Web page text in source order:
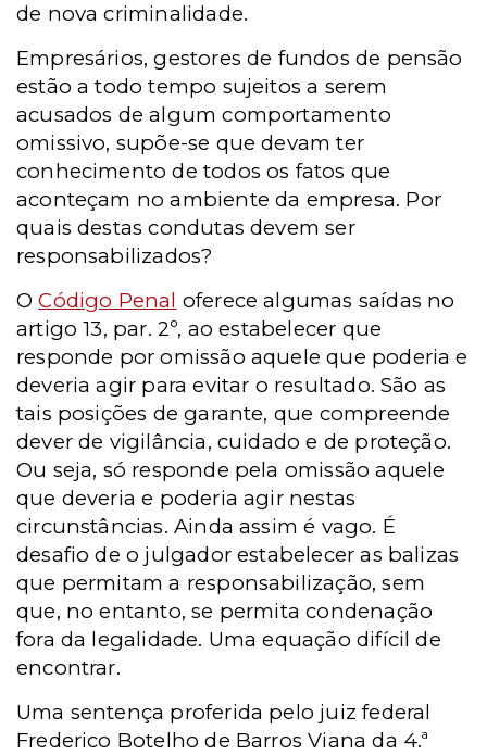
de nova criminalidade.
Empresários, gestores de fundos de pensão
estão a todo tempo sujeitos a serem
acusados de algum comportamento
omissivo, supõe-se que devam ter
conhecimento de todos os fatos que
aconteçam no ambiente da empresa. Por
quais destas condutas devem ser
responsabilizados?
OCódigo Penal oferece algumas saídas no
artigo 13, par. 2º, ao estabelecer que
responde por omissão aquele que poderia e
deveria agir para evitar o resultado. São as
tais posições de garante, que compreende
dever de vigilância, cuidado e de proteção.
Ou seja, só responde pela omissão aquele
que deveria e poderia agir nestas
circunstâncias. Ainda assim é vago. É
desafio de o julgador estabelecer as balizas
que permitam a responsabilização, sem
que, no entanto, se permita condenação
fora da legalidade. Uma equação difícil de
encontrar.
Uma sentença proferida pelo juiz federal
Frederico Botelho de Barros Viana da 4.ª